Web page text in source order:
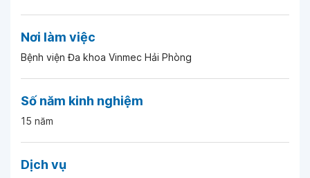
Nơi làm việc
Bệnh viện Đa khoa Vinmec Hải Phòng
Số năm kinh nghiệm
15 năm
Dịch vụ